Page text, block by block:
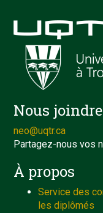
Nous joindre
neo@uqtr.ca
Partagez-nous vos
À propos
Service des
les diplômés